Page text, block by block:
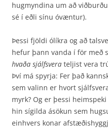
hugmyndina um að
sé í eðli sínu óvæntur).
Þessi fjöldi ólíkra og að
hefur þann vanda í för með
hvaða sjálfsvera teljist vera
Því má spyrja: Fer það
sem valinn er hvort
myrk? Og er þessi
hin sígilda ásökun sem
einhvers konar